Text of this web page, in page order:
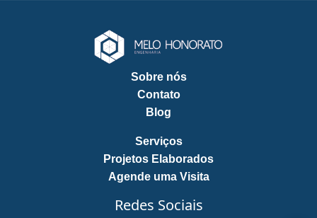
Sobre nós
Contato
Blog
Serviços
Projetos Elaborados
Agende uma Visita
Redes Sociais